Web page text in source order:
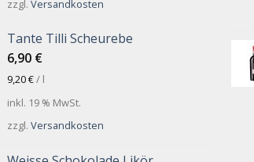
zzgl. Versandkosten
Tante Tilli Scheurebe
6,90 €
9,20€/ l
inkl. 19 % MwSt.
zzgl. Versandkosten